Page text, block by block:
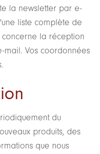
la newsletter par e-
liste complète de
la réception
Vos coordonnées
du
produits, des
que nous